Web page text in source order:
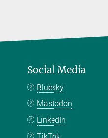
Social Media
Bluesky
Mastodon
LinkedIn